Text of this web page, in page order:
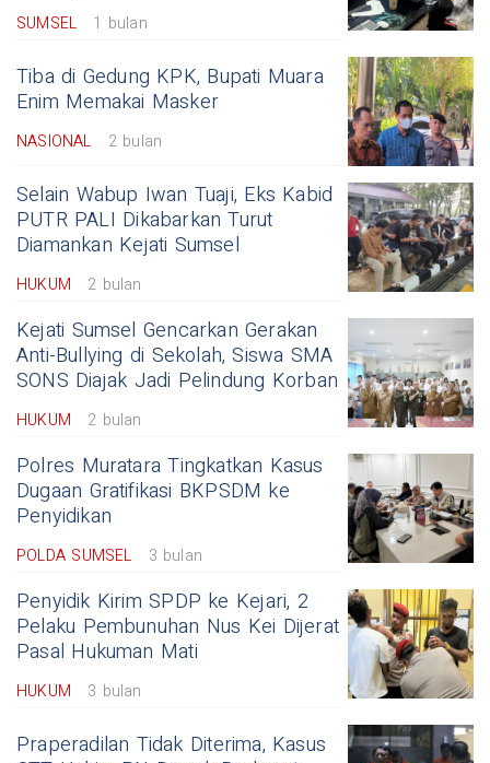
SUMSEL 1 bulan
Tiba di Gedung KPK, Bupati Muara
Enim Memakai Masker
NASIONAL 2 bulan
Selain Wabup Iwan Tuaji, Eks Kabid
PUTR PALI Dikabarkan Turut
Diamankan Kejati Sumsel
HUKUM 2 bulan
Kejati Sumsel Gencarkan Gerakan
Anti-Bullying di Sekolah, Siswa SMA
SONS Diajak Jadi Pelindung Korban
HUKUM 2 bulan
Polres Muratara Tingkatkan Kasus
Dugaan Gratifikasi BKPSDM ke
Penyidikan
POLDA SUMSEL 3 bulan
Penyidik Kirim SPDP ke Kejari, 2
Pelaku Pembunuhan Nus Kei Dijerat
Pasal Hukuman Mati
HUKUM 3 bulan
Praperadilan Tidak Diterima, Kasus